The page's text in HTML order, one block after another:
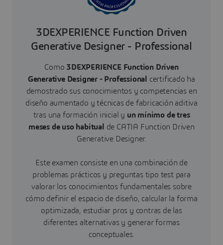
3DEXPERIENCE Function Driven
Generative Designer - Professional
Como 3DEXPERIENCE Function Driven
Generative Designer - Professional
certificado ha
demostrado sus conocimientos y competencias en
diseño aumentado y técnicas de fabricación aditiva
tras una formación inicial y un mínimo de tres
meses de uso habitual
de CATIA Function Driven
Generative Designer.
Este examen consiste en una combinación de
problemas prácticos y preguntas tipo test para
valorar los conocimientos fundamentales sobre
cómo definir el espacio de diseño, calcular la forma
optimizada, estudiar pros y contras de las
diferentes alternativas y generar formas
conceptuales.